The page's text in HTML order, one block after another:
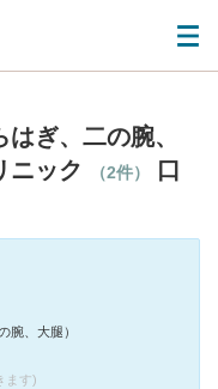
ぎ、二の腕、
ニック
（2件）
口
腕、大腿）
ます)